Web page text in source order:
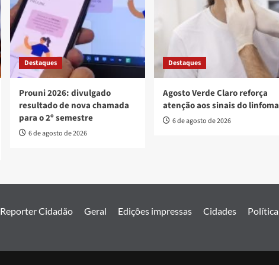
Destaques
Prouni 2026: divulgado
resultado de nova chamada
para o 2º semestre
6 de agosto de 2026
Destaques
Agosto Verde Claro reforça
atenção aos sinais do linfoma
6 de agosto de 2026
Reporter Cidadão Geral Edições impressas Cidades Política